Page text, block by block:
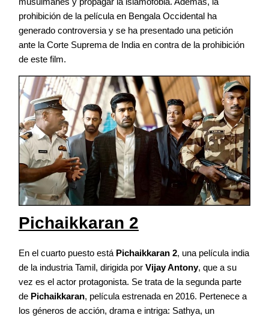
prohibición de la película en Bengala Occidental ha
generado controversia y se ha presentado una petición
ante la Corte Suprema de India en contra de la prohibición
de este film.
Pichaikkaran 2
En el cuarto puesto está Pichaikkaran 2, una película india
de la industria Tamil, dirigida por Vijay Antony, que a su
vez es el actor protagonista. Se trata de la segunda parte
de Pichaikkaran, película estrenada en 2016. Pertenece a
los géneros de acción, drama e intriga: Sathya, un